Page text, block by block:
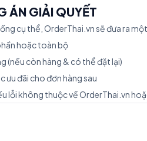
ÁN GIẢI QUYẾT
cụ thể, OrderThai.vn sẽ đưa ra
hoặc toàn bộ
(nếu còn hàng & có thể đặt lại)
ưu đãi cho đơn hàng sau
lỗi không thuộc về OrderThai.vn